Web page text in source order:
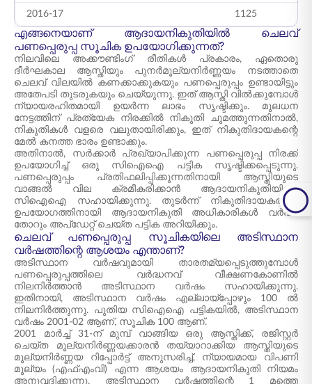
2016-17 1125
എങ്ങനെയാണ് ആദായനികുതിയിൽ ചെലവ്
പണപ്പെരുപ്പ സൂചിക ഉപയോഗിക്കുന്നത്?
നിലവിലെ അക്കൗണ്ടിംഗ് രീതികൾ പ്രകാരം, ഏതൊരു
ദീർഘകാല ആസ്തിയും പുനർമൂല്യനിർണ്ണയം നടത്താതെ
ചെലവ് വിലയിൽ കണക്കാക്കുകയും പണപ്പെരുപ്പം ഉണ്ടായിട്ടും
അതേപടി തുടരുകയും ചെയ്യുന്നു. ഇത് ആസ്തി വിൽക്കുമ്പോൾ
ന്യായരഹിതമായി ഉയർന്ന ലാഭം സൃഷ്ടിക്കും. മൂലധന
നേട്ടത്തിന് പ്രത്യേക നിരക്കിൽ നികുതി ചുമത്തുന്നതിനാൽ,
നികുതികൾ വളരെ വലുതായിരിക്കും, ഇത് നികുതിദായകന്റെ
മേൽ കനത്ത ഭാരം ഉണ്ടാക്കും.
അതിനാൽ, സർക്കാർ പ്രഖ്യാപിക്കുന്ന പണപ്പെരുപ്പ നിരക്ക്
ഉപയോഗിച്ച് ഒരു സിഐഐ പട്ടിക സൃഷ്ടിക്കപ്പെടുന്നു.
പണപ്പെരുപ്പം പ്രതിഫലിപ്പിക്കുന്നതിനായി ആസ്തിയുടെ
വാങ്ങൽ വില ക്രമീകരിക്കാൻ ആദായനികുതിയിലെ
സിഐഐ സഹായിക്കുന്നു. തുടർന്ന് നികുതിദായകരുടെ
ഉപയോഗത്തിനായി ആദായനികുതി അധികാരികൾ വർഷം
തോറും അപ്ഡേറ്റ് ചെയ്ത പട്ടിക അറിയിക്കും.
ചെലവ് പണപ്പെരുപ്പ സൂചികയിലെ അടിസ്ഥാന
വർഷത്തിന്റെ ആശയം എന്താണ്?
അടിസ്ഥാന വർഷവുമായി താരതമ്യപ്പെടുത്തുമ്പോൾ
പണപ്പെരുപ്പത്തിലെ വർദ്ധനവ് വീക്ഷണകോണിൽ
നിലനിർത്താൻ അടിസ്ഥാന വർഷം സഹായിക്കുന്നു.
ഇതിനായി, അടിസ്ഥാന വർഷം എല്ലായ്പ്പോഴും 100 ൽ
നിലനിർത്തുന്നു. പുതിയ സിഐഐ പട്ടികയിൽ, അടിസ്ഥാന
വർഷം 2001-02 ആണ്, സൂചിക 100 ആണ്.
2001 മാർച്ച് 31-ന് മുമ്പ് വാങ്ങിയ ഒരു ആസ്തിക്ക്, രജിസ്റ്റർ
ചെയ്ത മൂല്യനിർണ്ണയക്കാരൻ തയ്യാറാക്കിയ ആസ്തിയുടെ
മൂല്യനിർണ്ണയ റിപ്പോർട്ട് അനുസരിച്ച്, ന്യായമായ വിപണി
മൂല്യം (എഫ്എംവി) എന്ന ആശയം ആദായനികുതി നിയമം
അനുവദിക്കുന്നു. അടിസ്ഥാന വർഷത്തിന്റെ 1 മത്തെ